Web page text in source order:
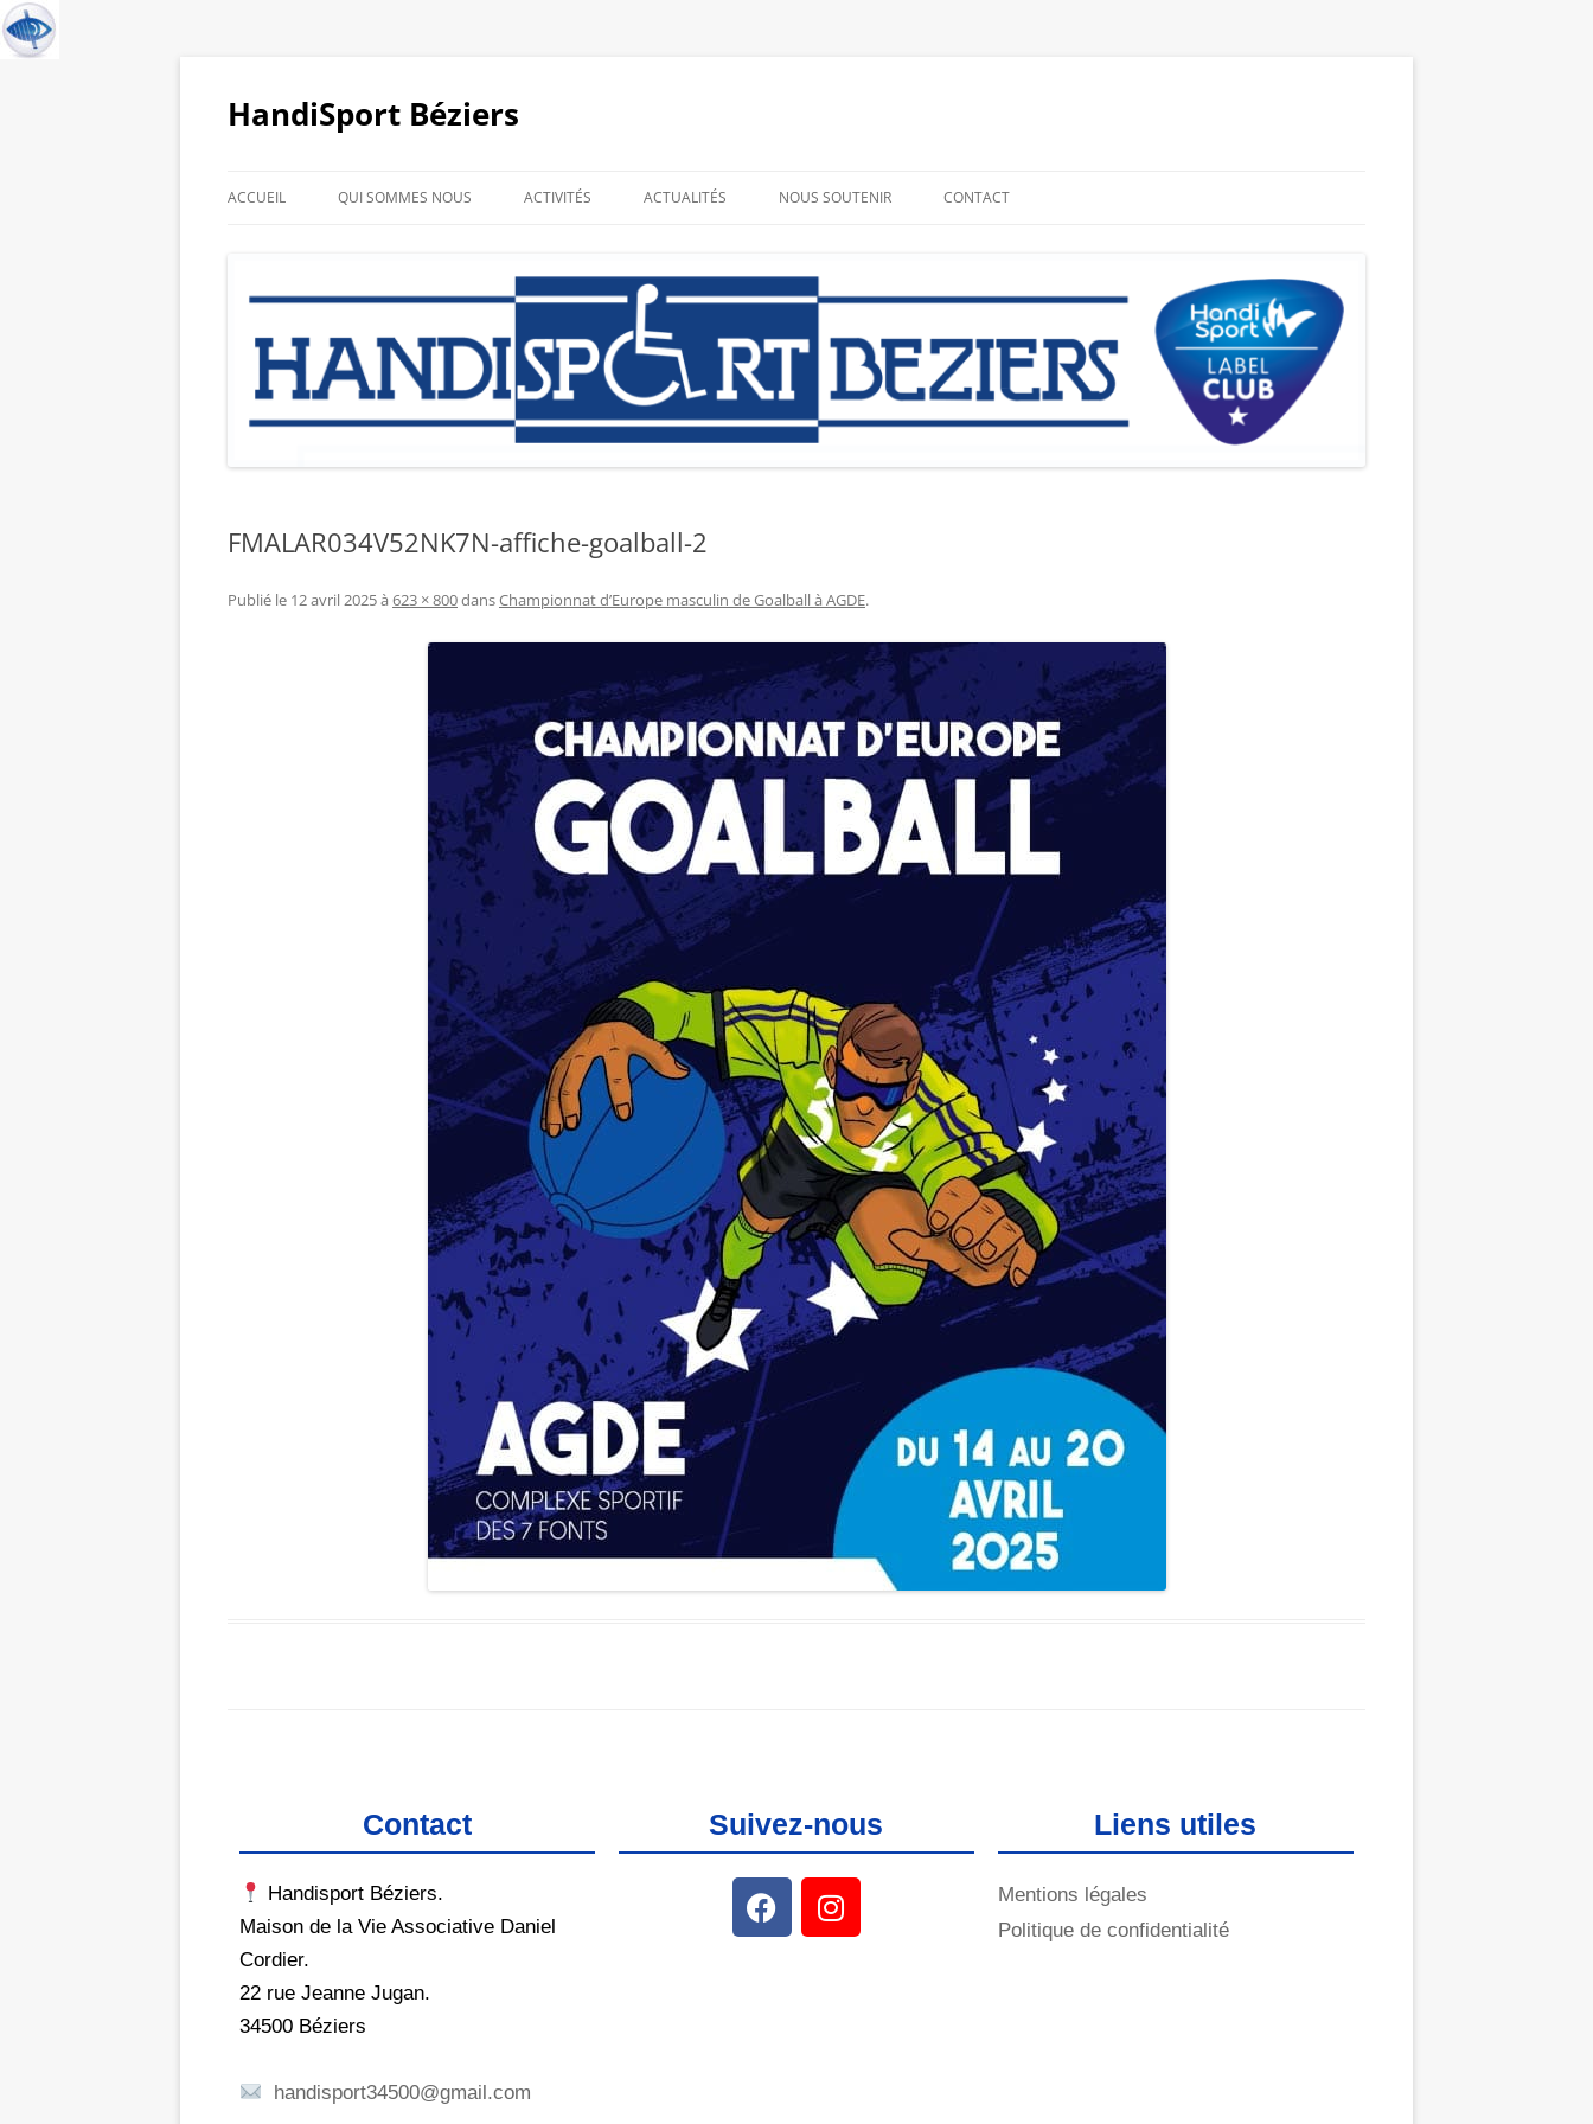
HandiSport Béziers
ACCUEIL QUI SOMMES NOUS
GALERIE PHOTO DE NOS
LIENS PARTENAIRES
ACTIVITÉS ACTUALITÉS NOUS SOUTENIR CONTACT
FMALAR034V52NK7N-affiche-goalball-2
Publié le 12 avril 2025à 623 × 800dansChampionnat d’Europe masculin de Goalball à AGDE.
Contact
Handisport Béziers.
Maison de la Vie Associative Daniel
Cordier.
22 rue Jeanne Jugan.
34500 Béziers
handisport34500@gmail.com
Suivez-nous Liens utiles
Mentions légales
Politique de confidentialité